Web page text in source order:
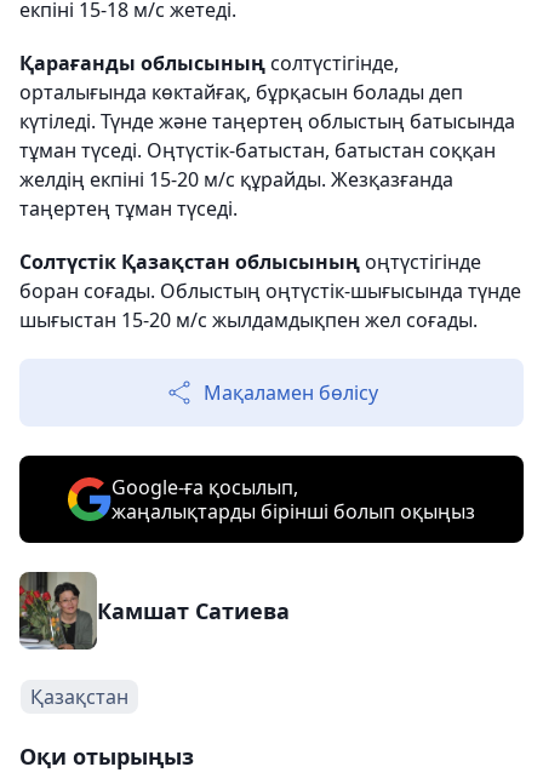
екпіні 15-18 м/с жетеді.
Қарағанды облысыныңсолтүстігінде,
орталығында көктайғақ, бұрқасын болады деп
күтіледі. Түнде және таңертең облыстың батысында
тұман түседі. Оңтүстік-батыстан, батыстан соққан
желдің екпіні 15-20 м/с құрайды. Жезқазғанда
таңертең тұман түседі.
Солтүстік Қазақстан облысыныңоңтүстігінде
боран соғады. Облыстың оңтүстік-шығысында түнде
шығыстан 15-20 м/с жылдамдықпен жел соғады.
Мақаламен бөлісу
Google-ға қосылып,
жаңалықтарды бірінші болып оқыңыз
Камшат Сатиева
Қазақстан
Оқи отырыңыз